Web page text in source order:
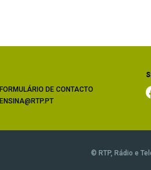
FORMULÁRIO DE CONTACTO
ENSINA@RTP.PT
© RTP, Rádio e